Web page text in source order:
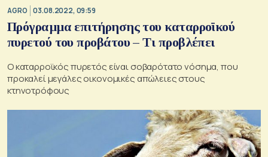
AGRO 03.08.2022, 09:59
Πρόγραμμα επιτήρησης του καταρροϊκού
πυρετού του προβάτου – Τι προβλέπει
Ο καταρροϊκός πυρετός είναι σοβαρότατο νόσημα, που
προκαλεί μεγάλες οικονομικές απώλειες στους
κτηνοτρόφους